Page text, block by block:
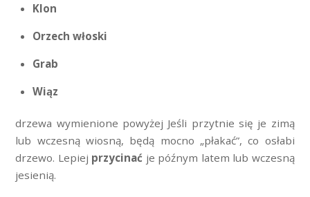
Klon
Orzech włoski
Grab
Wiąz
drzewa wymienione powyżej Jeśli przytnie się je zimą
lub wczesną wiosną, będą mocno „płakać”, co osłabi
drzewo. Lepiej przycinać je późnym latem lub wczesną
jesienią.